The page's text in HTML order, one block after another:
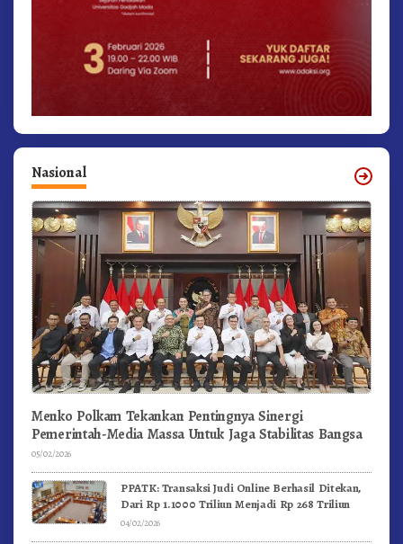
Nasional
Menko Polkam Tekankan Pentingnya Sinergi
Pemerintah-Media Massa Untuk Jaga Stabilitas Bangsa
05/02/2026
PPATK: Transaksi Judi Online Berhasil Ditekan,
Dari Rp 1.1000 Triliun Menjadi Rp 268 Triliun
04/02/2026